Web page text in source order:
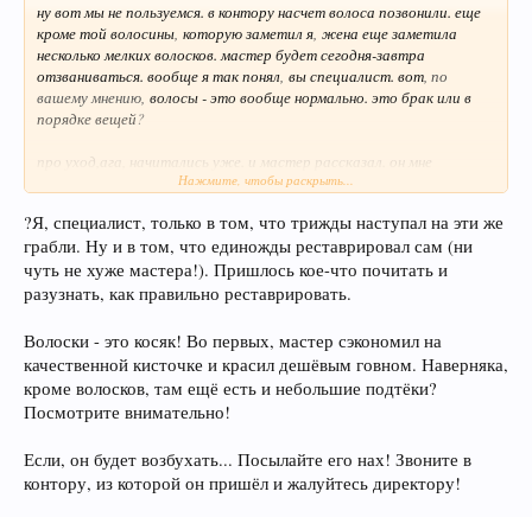
ну вот мы не пользуемся. в контору насчет волоса позвонили. еще
кроме той волосины, которую заметил я, жена еще заметила
несколько мелких волосков. мастер будет сегодня-завтра
отзваниваться. вообще я так понял, вы специалист. вот, по
вашему мнению, волосы - это вообще нормально. это брак или в
порядке вещей?
про уход ,ага, начитались уже. и мастер рассказал. он мне
показался нормальным мужиком. не ожидал от него такой
Нажмите, чтобы раскрыть...
?Я, специалист, только в том, что трижды наступал на эти же
грабли. Ну и в том, что единожды реставрировал сам (ни
чуть не хуже мастера!). Пришлось кое-что почитать и
разузнать, как правильно реставрировать.
Волоски - это косяк! Во первых, мастер сэкономил на
качественной кисточке и красил дешёвым говном. Наверняка,
кроме волосков, там ещё есть и небольшие подтёки?
Посмотрите внимательно!
Если, он будет возбухать... Посылайте его нах! Звоните в
контору, из которой он пришёл и жалуйтесь директору!